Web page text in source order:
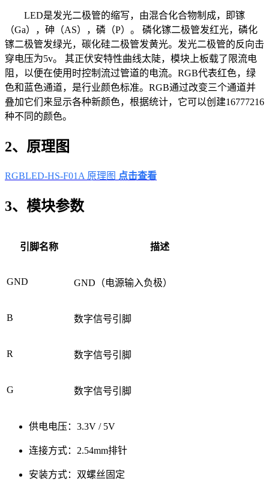
LED是发光二极管的缩写，由混合化合物制成，即镓
（Ga），砷（AS），磷（P）。 磷化镓二极管发红光，磷化
镓二极管发绿光，碳化硅二极管发黄光。发光二极管的反向击
穿电压为5v。 其正伏安特性曲线太陡，模块上板载了限流电
阻，以便在使用时控制流过管道的电流。RGB代表红色，绿
色和蓝色通道，是行业颜色标准。RGB通过改变三个通道并
叠加它们来显示各种新颜色，根据统计，它可以创建16777216
种不同的颜色。
2、原理图
RGBLED-HS-F01A 原理图 点击查看
3、模块参数
引脚名称 描述
GND GND（电源输入负极）
B 数字信号引脚
R 数字信号引脚
G 数字信号引脚
供电电压：3.3V / 5V
连接方式：2.54mm排针
安装方式：双螺丝固定